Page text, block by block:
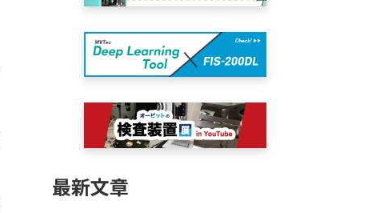
最新文章